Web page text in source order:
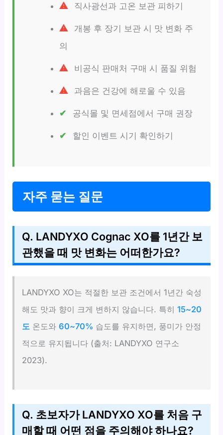
직사광선과 고온 보관 피하기
개봉 후 장기 보관 시 맛 변화 주
의
비공식 판매처 구매 시 품질 위험
과음은 건강에 해로울 수 있음
공식몰 및 면세점에서 구매 권장
할인 이벤트 시기 확인하기
자주 묻는 질문
Q. LANDYXO Cognac XO를 1년간 보
관했을 때 맛 변화는 어떠한가요?
LANDYXO XO는 적절한 보관 조건에서 1년간 숙성
해도 맛과 향이 크게 변하지 않습니다. 특히15~20
도 온도와60~70% 습도를 유지하면, 풍미가 안정
적으로 유지됩니다 (출처: LANDYXO 연구소
2023).
Q. 초보자가 LANDYXO XO를 처음 구
매할 때 어떤 점을 주의해야 하나요?